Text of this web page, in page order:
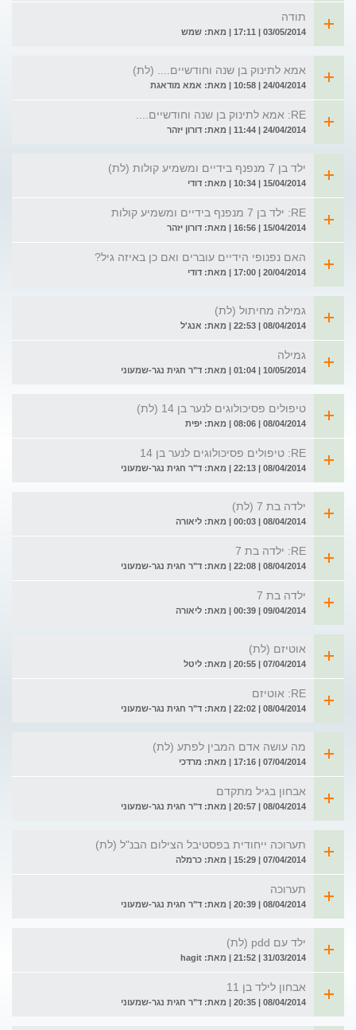
תודה
03/05/2014 | 17:11 | מאת: שמש
אמא לתינוק בן שנה וחודשיים.... (לת)
24/04/2014 | 10:58 | מאת: אמא מודאגת
RE: אמא לתינוק בן שנה וחודשיים....
24/04/2014 | 11:44 | מאת: דורון יזהר
ילד בן 7 מנפנף בידיים ומשמיע קולות (לת)
15/04/2014 | 10:34 | מאת: דודי
RE: ילד בן 7 מנפנף בידיים ומשמיע קולות
15/04/2014 | 16:56 | מאת: דורון יזהר
האם נפנופי הידיים עוברים ואם כן באיזה גיל?
20/04/2014 | 17:00 | מאת: דודי
גמילה מחיתול (לת)
08/04/2014 | 22:53 | מאת: אנג'ל
גמילה
10/05/2014 | 01:04 | מאת: ד"ר חגית נגר-שמעוני
טיפולים פסיכולוגים לנער בן 14 (לת)
08/04/2014 | 08:06 | מאת: יפית
RE: טיפולים פסיכולוגים לנער בן 14
08/04/2014 | 22:13 | מאת: ד"ר חגית נגר-שמעוני
ילדה בת 7 (לת)
08/04/2014 | 00:03 | מאת: ליאורה
RE: ילדה בת 7
08/04/2014 | 22:08 | מאת: ד"ר חגית נגר-שמעוני
ילדה בת 7
09/04/2014 | 00:39 | מאת: ליאורה
אוטיזם (לת)
07/04/2014 | 20:55 | מאת: ליטל
RE: אוטיזם
08/04/2014 | 22:02 | מאת: ד"ר חגית נגר-שמעוני
מה עושה אדם המבין לפתע (לת)
07/04/2014 | 17:16 | מאת: מרדכי
אבחון בגיל מתקדם
08/04/2014 | 20:57 | מאת: ד"ר חגית נגר-שמעוני
תערוכה ייחודית בפסטיבל הצילום הבנ"ל (לת)
07/04/2014 | 15:29 | מאת: כרמלה
תערוכה
08/04/2014 | 20:39 | מאת: ד"ר חגית נגר-שמעוני
ילד עם pdd (לת)
31/03/2014 | 21:52 | מאת: hagit
אבחון לילד בן 11
08/04/2014 | 20:35 | מאת: ד"ר חגית נגר-שמעוני